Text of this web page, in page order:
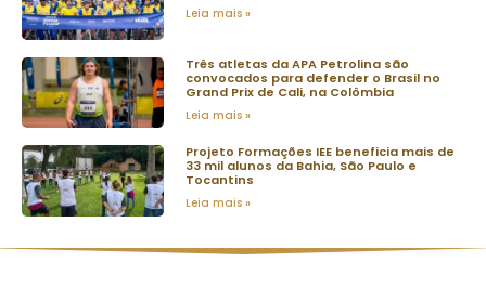
Leia mais »
Três atletas da APA Petrolina são
convocados para defender o Brasil no
Grand Prix de Cali, na Colômbia
Leia mais »
Projeto Formações IEE beneficia mais de
33 mil alunos da Bahia, São Paulo e
Tocantins
Leia mais »